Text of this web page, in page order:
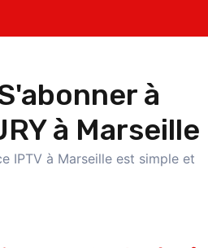
à
à Marseille
IPTV à Marseille est simple et